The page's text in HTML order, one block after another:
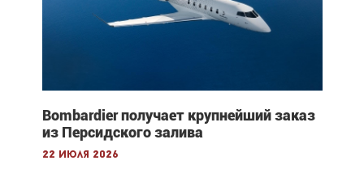
Bombardier получает крупнейший заказ
из Персидского залива
22 июля 2026